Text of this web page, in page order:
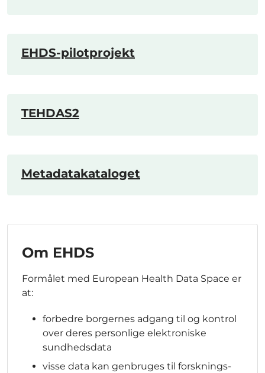
EHDS-pilotprojekt
TEHDAS2
Metadatakataloget
Om EHDS
Formålet med European Health Data Space er
at:
forbedre borgernes adgang til og kontrol
over deres personlige elektroniske
sundhedsdata
visse data kan genbruges til forsknings-